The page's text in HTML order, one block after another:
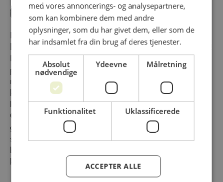
Om virksomheden
𝗗𝗶𝗻𝗲 𝗸𝘂𝗻𝗱𝗲𝗿 𝗳𝗼𝗿𝘃𝗲𝗻𝘁𝗲𝗿 𝗼𝗴 𝗳𝗼𝗿𝘁𝗷𝗲𝗻𝗲𝗿 𝗱𝗲𝘁
𝗯𝗲𝗱𝘀𝘁𝗲 – både når det gælder udvalg, kvalitet og smag!
Derfor er det afgørende at have en professionel og
pålidelig leverandør som samarbejdspartner. Som
markedsleder inden for frosne grøntsager, frugt, bær og
krydderurter i Danmark er Ardo og Frigodan garant for et
komplet sortiment og inspirerende nyheder til dit køkken.
𝗚𝗼𝗱 𝘀𝗺𝗮𝗴 𝗼𝗴 𝘀𝘂𝗻𝗱 𝗳𝗼𝗿𝗻𝘂𝗳𝘁! Vi har gjort alt det
grove, så du kan fokusere på det sjove. Vores råvarer er
skyllede, skårede og snittede – pakket i populære
blandinger og spændende kombinationer, klar til brug. Kun
kokkens fantasi sætter grænsen! 𝗩𝗲𝗹𝗯𝗲𝗸𝗼𝗺𝗺𝗲!
med vores annoncerings- og analysepartnere,
som kan kombinere dem med andre
oplysninger, som du har givet dem, eller som de
har indsamlet fra din brug af deres tjenester.
Absolut
nødvendige
Ydeevne Målretning
Funktionalitet Uklassificerede
ACCEPTER ALLE